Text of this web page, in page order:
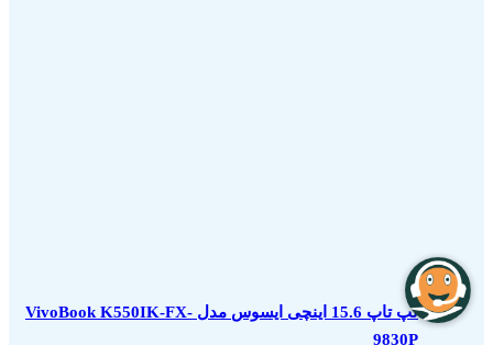
لپ تاپ 15.6 اینچی ایسوس مدل VivoBook K550IK-FX-
9830P